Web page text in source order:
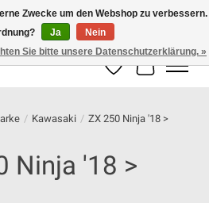
Motorrad
Wunschzettel
Ihr
/ Kawasaki / ZX 250 Ninja '18 >
Ninja '18 >
Zwecke um den Webshop zu verbessern.
Ja
Nein
Sie bitte unsere Datenschutzerklärung. »